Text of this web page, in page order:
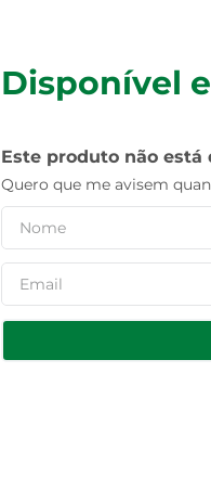
Disponível
Este produto não
Quero que me avisem